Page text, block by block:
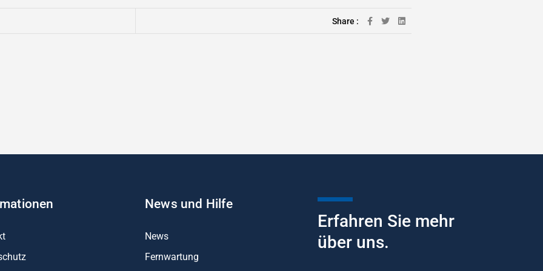
Share :
– spannende Projekttage bei ckw und Kopfermann
News und Hilfe
News
Fernwartung
Erfahren Sie mehr
über uns.